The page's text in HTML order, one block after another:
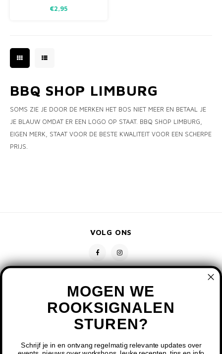
€2,95
BBQ SHOP LIMBURG
SOMS ZIE JE DOOR DE MERKEN HET BOS NIET MEER EN BETAAL JE
JE BLAUW OMDAT ER EEN LOGO OP STAAT. BBQ SHOP LIMBURG,
EIGEN MERK, STAAT VOOR DE BESTE KWALITEIT VOOR EEN SCHERPE
PRIJS.
VOLG ONS
KLANTENSERVICE
MOGEN WE
ROOKSIGNALEN
STUREN?
Schrijf je in en ontvang regelmatig relevante updates over